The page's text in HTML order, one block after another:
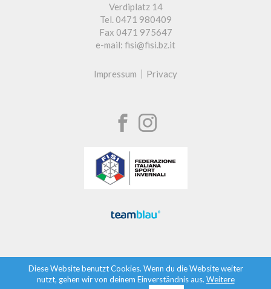
Verdiplatz 14
Tel. 0471 980409
Fax 0471 975647
e-mail: fisi@fisi.bz.it
Impressum Privacy
Diese Website benutzt Cookies. Wenn du die Website weiter
nutzt, gehen wir von deinem Einverständnis aus. Weitere